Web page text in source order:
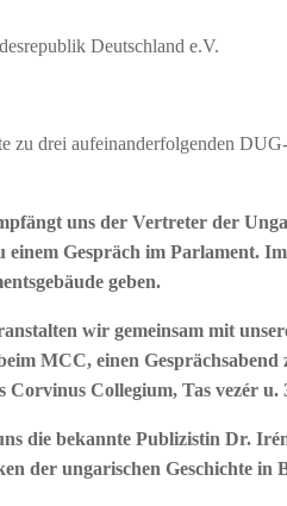
Deutschland e.V.
zu drei aufeinanderfolgenden
uns der Vertreter der
Gespräch im Parlament.
geben.
wir gemeinsam mit
MCC, einen Gesprächsabend
Corvinus Collegium, Tas vezér u.
die bekannte Publizistin Dr.
der ungarischen Geschichte in